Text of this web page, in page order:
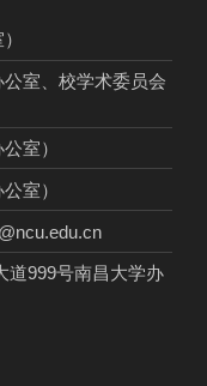
室、校学术委员会
室）
室）
道999号南昌大学办